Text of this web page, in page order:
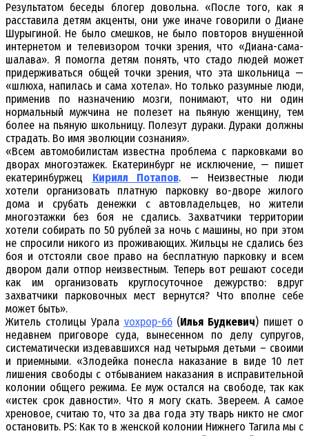
Результатом беседы блогер довольна. «После того, как я
расставила детям акценты, они уже иначе говорили о Диане
Шурыгиной. Не было смешков, не было повторов внушённой
интернетом и телевизором точки зрения, что «Диана-сама-
шалава». Я помогла детям понять, что стадо людей может
придерживаться общей точки зрения, что эта школьница —
«шлюха, напилась и сама хотела». Но только разумные люди,
применив по назначению мозги, понимают, что ни один
нормальный мужчина не полезет на пьяную женщину, тем
более на пьяную школьницу. Полезут дураки. Дураки должны
страдать. Во имя эволюции сознания».
«Всем автомобилистам известна проблема с парковками во
дворах многоэтажек. Екатеринбург не исключение, — пишет
екатеринбуржец Кирилл Потапов. — Неизвестные люди
хотели организовать платную парковку во-дворе жилого
дома и срубать денежки с автовладельцев, но жители
многоэтажки без боя не сдались. Захватчики территории
хотели собирать по 50 рублей за ночь с машины, но при этом
не спросили никого из проживающих. Жильцы не сдались без
боя и отстояли свое право на бесплатную парковку и всем
двором дали отпор неизвестным. Теперь вот решают соседи
как им организовать круглосуточное дежурство: вдруг
захватчики парковочных мест вернутся? Что вполне себе
может быть».
Житель столицы Урала voxpop-66(Илья Будкевич) пишет о
недавнем приговоре суда, вынесенном по делу супругов,
систематически издевавшихся над четырьмя детьми – своими
и приемными. «Злодейка понесла наказание в виде 10 лет
лишения свободы с отбыванием наказания в исправительной
колонии общего режима. Ее муж остался на свободе, так как
«истек срок давности». Что я могу скать. Звереем. А самое
хреновое, считаю то, что за два года эту тварь никто не смог
остановить. PS: Как то в женской колонии Нижнего Тагила мы с